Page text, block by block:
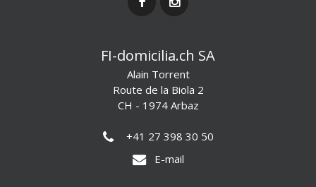
FI-domicilia.ch SA
Alain Torrent
Route de la Biola 2
CH - 1974 Arbaz
+41 27 398 30 50
E-mail